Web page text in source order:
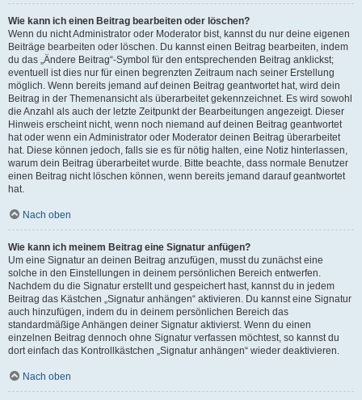
Wie kann ich einen Beitrag bearbeiten oder löschen?
Wenn du nicht Administrator oder Moderator bist, kannst du nur deine eigenen
Beiträge bearbeiten oder löschen. Du kannst einen Beitrag bearbeiten, indem
du das „Ändere Beitrag“-Symbol für den entsprechenden Beitrag anklickst;
eventuell ist dies nur für einen begrenzten Zeitraum nach seiner Erstellung
möglich. Wenn bereits jemand auf deinen Beitrag geantwortet hat, wird dein
Beitrag in der Themenansicht als überarbeitet gekennzeichnet. Es wird sowohl
die Anzahl als auch der letzte Zeitpunkt der Bearbeitungen angezeigt. Dieser
Hinweis erscheint nicht, wenn noch niemand auf deinen Beitrag geantwortet
hat oder wenn ein Administrator oder Moderator deinen Beitrag überarbeitet
hat. Diese können jedoch, falls sie es für nötig halten, eine Notiz hinterlassen,
warum dein Beitrag überarbeitet wurde. Bitte beachte, dass normale Benutzer
einen Beitrag nicht löschen können, wenn bereits jemand darauf geantwortet
hat.
Nach oben
Wie kann ich meinem Beitrag eine Signatur anfügen?
Um eine Signatur an deinen Beitrag anzufügen, musst du zunächst eine
solche in den Einstellungen in deinem persönlichen Bereich entwerfen.
Nachdem du die Signatur erstellt und gespeichert hast, kannst du in jedem
Beitrag das Kästchen „Signatur anhängen“ aktivieren. Du kannst eine Signatur
auch hinzufügen, indem du in deinem persönlichen Bereich das
standardmäßige Anhängen deiner Signatur aktivierst. Wenn du einen
einzelnen Beitrag dennoch ohne Signatur verfassen möchtest, so kannst du
dort einfach das Kontrollkästchen „Signatur anhängen“ wieder deaktivieren.
Nach oben